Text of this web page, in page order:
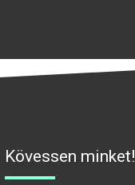
Kövessen minket!